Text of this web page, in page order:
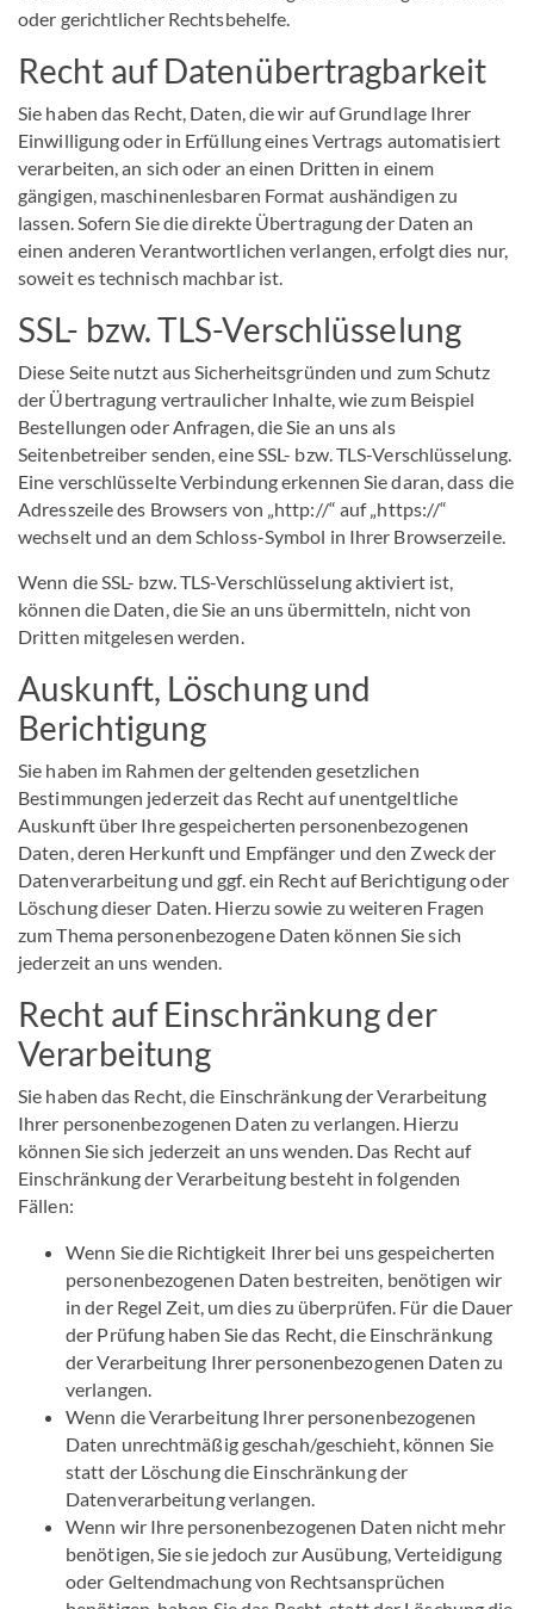
oder gerichtlicher Rechtsbehelfe.
Recht auf Daten­übertrag­barkeit
Sie haben das Recht, Daten, die wir auf Grundlage Ihrer
Einwilligung oder in Erfüllung eines Vertrags automatisiert
verarbeiten, an sich oder an einen Dritten in einem
gängigen, maschinenlesbaren Format aushändigen zu
lassen. Sofern Sie die direkte Übertragung der Daten an
einen anderen Verantwortlichen verlangen, erfolgt dies nur,
soweit es technisch machbar ist.
SSL- bzw. TLS-Verschlüsselung
Diese Seite nutzt aus Sicherheitsgründen und zum Schutz
der Übertragung vertraulicher Inhalte, wie zum Beispiel
Bestellungen oder Anfragen, die Sie an uns als
Seitenbetreiber senden, eine SSL- bzw. TLS-Verschlüsselung.
Eine verschlüsselte Verbindung erkennen Sie daran, dass die
Adresszeile des Browsers von „http://“ auf „https://“
wechselt und an dem Schloss-Symbol in Ihrer Browserzeile.
Wenn die SSL- bzw. TLS-Verschlüsselung aktiviert ist,
können die Daten, die Sie an uns übermitteln, nicht von
Dritten mitgelesen werden.
Auskunft, Löschung und
Berichtigung
Sie haben im Rahmen der geltenden gesetzlichen
Bestimmungen jederzeit das Recht auf unentgeltliche
Auskunft über Ihre gespeicherten personenbezogenen
Daten, deren Herkunft und Empfänger und den Zweck der
Datenverarbeitung und ggf. ein Recht auf Berichtigung oder
Löschung dieser Daten. Hierzu sowie zu weiteren Fragen
zum Thema personenbezogene Daten können Sie sich
jederzeit an uns wenden.
Recht auf Einschränkung der
Verarbeitung
Sie haben das Recht, die Einschränkung der Verarbeitung
Ihrer personenbezogenen Daten zu verlangen. Hierzu
können Sie sich jederzeit an uns wenden. Das Recht auf
Einschränkung der Verarbeitung besteht in folgenden
Fällen:
Wenn Sie die Richtigkeit Ihrer bei uns gespeicherten
personenbezogenen Daten bestreiten, benötigen wir
in der Regel Zeit, um dies zu überprüfen. Für die Dauer
der Prüfung haben Sie das Recht, die Einschränkung
der Verarbeitung Ihrer personenbezogenen Daten zu
verlangen.
Wenn die Verarbeitung Ihrer personenbezogenen
Daten unrechtmäßig geschah/geschieht, können Sie
statt der Löschung die Einschränkung der
Datenverarbeitung verlangen.
Wenn wir Ihre personenbezogenen Daten nicht mehr
benötigen, Sie sie jedoch zur Ausübung, Verteidigung
oder Geltendmachung von Rechtsansprüchen